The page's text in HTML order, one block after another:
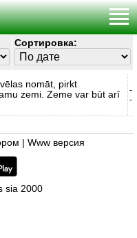
Сортировка:
nomāt, pirkt
zemi. Zeme var būt arī
-
-
Www версия
sia 2000